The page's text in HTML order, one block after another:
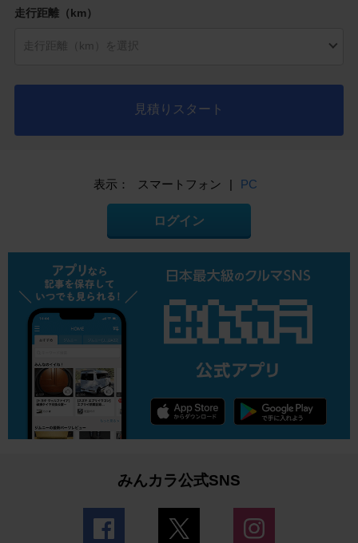
走行距離（km）
見積りスタート
表示： スマートフォン | PC
ログイン
みんカラ公式SNS